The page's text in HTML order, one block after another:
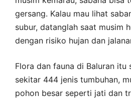
gersang. Kalau mau lihat
subur, datanglah saat musim
dengan risiko hujan dan
Flora dan fauna di Baluran itu
sekitar 444 jenis tumbuhan,
pohon besar seperti jati dan